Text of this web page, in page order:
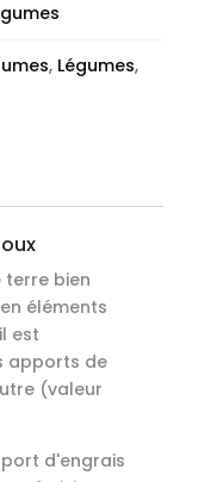
, Légumes,
terre bien
éléments
est
apports de
(valeur
d'engrais